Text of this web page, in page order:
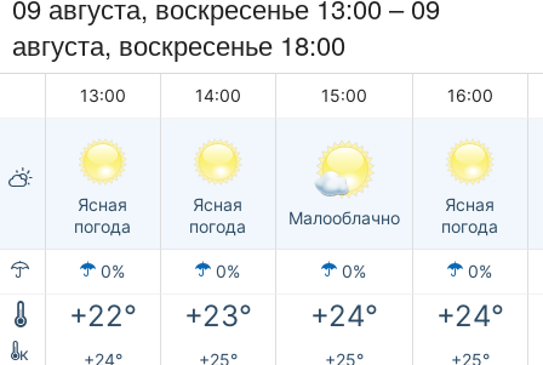
09 августа, воскресенье 13:00 –09
августа, воскресенье 18:00
13:00 14:00 15:00 16:00
Ясная
погода
Ясная
погода
Малооблачно
Ясная
погода
0% 0% 0% 0%
+22° +23° +24° +24°
к +24° +25° +25° +25°